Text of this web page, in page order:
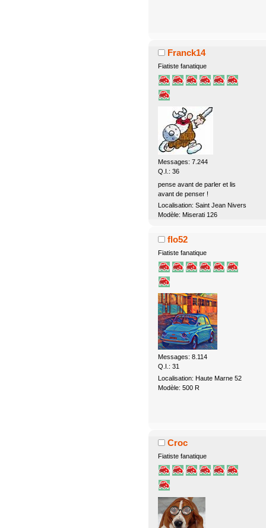
Franck14
Fiatiste fanatique
Messages: 7.244
Q.I.: 36
pense avant de parler et lis
avant de penser !
Localisation: Saint Jean Nivers
Modèle: Miserati 126
flo52
Fiatiste fanatique
Messages: 8.114
Q.I.: 31
Localisation: Haute Marne 52
Modèle: 500 R
Croc
Fiatiste fanatique